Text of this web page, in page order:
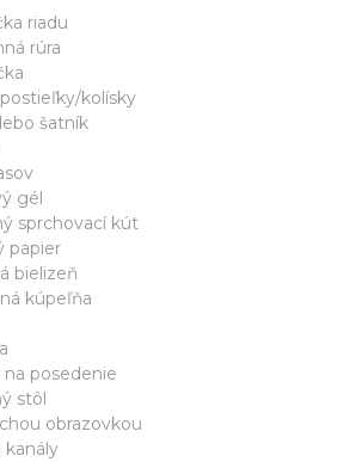
riadu
rúra
kolísky
šatník
gél
sprchovací kút
papier
bielizeň
kúpeľňa
na posedenie
stôl
obrazovkou
kanály